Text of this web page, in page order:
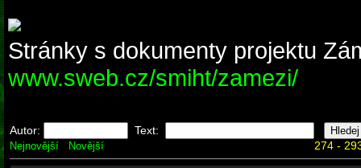
Stránky s dokumenty projektu
www.sweb.cz/smiht/zamezi/
Autor: Text:
Nejnovější Novější 274 -